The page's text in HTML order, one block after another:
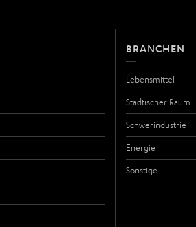
BRANCHEN
Lebensmittel
Städtischer Raum
Schwerindustrie
Energie
Sonstige